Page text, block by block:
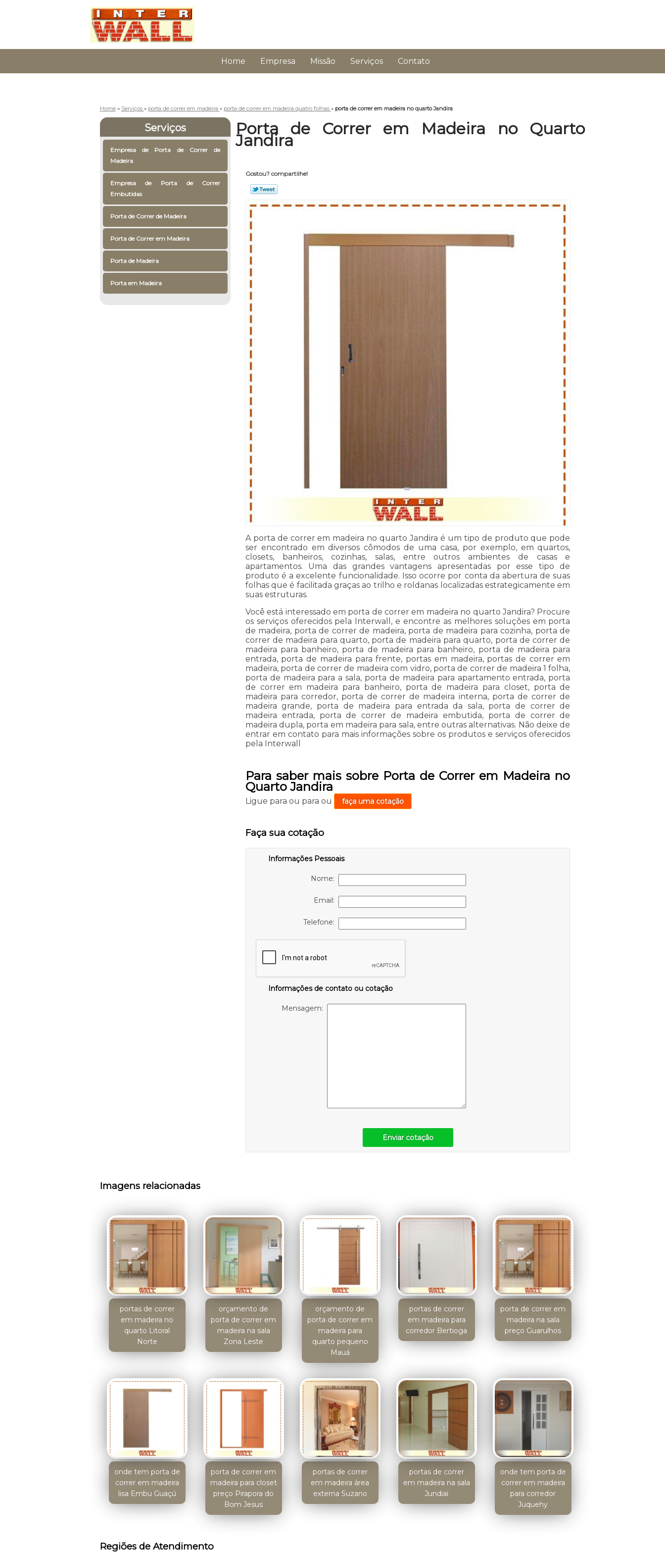
Home Empresa Missão Serviços Contato
Home » Serviços » porta de correr em madeira » porta de correr em madeira quatro folhas » porta de correr em madeira no quarto Jandira
Serviços
Empresa de Porta de Correr de
Madeira
Empresa de Porta de Correr
Embutidas
Porta de Correr de Madeira
Porta de Correr em Madeira
Porta de Madeira
Porta em Madeira
Porta de Correr em Madeira no Quarto
Jandira
Gostou? compartilhe!
A porta de correr em madeira no quarto Jandira é um tipo de produto que pode
ser encontrado em diversos cômodos de uma casa, por exemplo, em quartos,
closets, banheiros, cozinhas, salas, entre outros ambientes de casas e
apartamentos. Uma das grandes vantagens apresentadas por esse tipo de
produto é a excelente funcionalidade. Isso ocorre por conta da abertura de suas
folhas que é facilitada graças ao trilho e roldanas localizadas estrategicamente em
suas estruturas.
Você está interessado em porta de correr em madeira no quarto Jandira? Procure
os serviços oferecidos pela Interwall, e encontre as melhores soluções em porta
de madeira, porta de correr de madeira, porta de madeira para cozinha, porta de
correr de madeira para quarto, porta de madeira para quarto, porta de correr de
madeira para banheiro, porta de madeira para banheiro, porta de madeira para
entrada, porta de madeira para frente, portas em madeira, portas de correr em
madeira, porta de correr de madeira com vidro, porta de correr de madeira 1 folha,
porta de madeira para a sala, porta de madeira para apartamento entrada, porta
de correr em madeira para banheiro, porta de madeira para closet, porta de
madeira para corredor, porta de correr de madeira interna, porta de correr de
madeira grande, porta de madeira para entrada da sala, porta de correr de
madeira entrada, porta de correr de madeira embutida, porta de correr de
madeira dupla, porta em madeira para sala, entre outras alternativas. Não deixe de
entrar em contato para mais informações sobre os produtos e serviços oferecidos
pela Interwall
Para saber mais sobre Porta de Correr em Madeira no
Quarto Jandira
Ligue para ou para ou faça uma cotação
Faça sua cotação
Informações Pessoais
Nome:
Email:
Telefone:
Informações de contato ou cotação
Mensagem:
Enviar cotação
Imagens relacionadas
portas de correr
em madeira no
quarto Litoral
Norte
orçamento de
porta de correr em
madeira na sala
Zona Leste
orçamento de
porta de correr em
madeira para
quarto pequeno
Mauá
portas de correr
em madeira para
corredor Bertioga
porta de correr em
madeira na sala
preço Guarulhos
onde tem porta de
correr em madeira
lisa Embu Guaçú
porta de correr em
madeira para closet
preço Pirapora do
Bom Jesus
portas de correr
em madeira área
externa Suzano
portas de correr
em madeira na sala
Jundiaí
onde tem porta de
correr em madeira
para corredor
Juquehy
Regiões de Atendimento